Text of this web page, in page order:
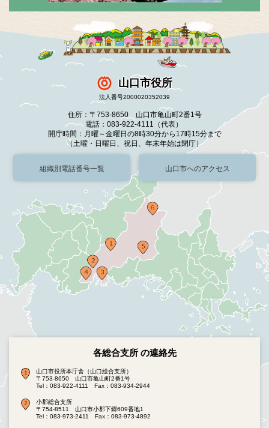
山口市役所
法人番号2000020352039
住所：〒753-8650 山口市亀山町2番1号
電話：083-922-4111（代表）
開庁時間：月曜～金曜日の8時30分から17時15分まで
（土曜・日曜日、祝日、年末年始は閉庁）
組織別電話番号一覧 山口市へのアクセス
各総合支所 の連絡先
山口市役所本庁舎（山口総合支所）
〒753-8650 山口市亀山町2番1号
Tel：083-922-4111
Fax：083-934-2944
小郡総合支所
〒754-8511 山口市小郡下郷609番地1
Tel：083-973-2411
Fax：083-973-4892